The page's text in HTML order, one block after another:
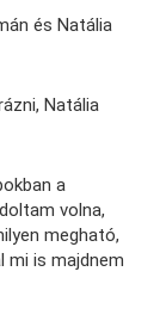
és Natália
Natália
a
volna,
megható,
mi is majdnem